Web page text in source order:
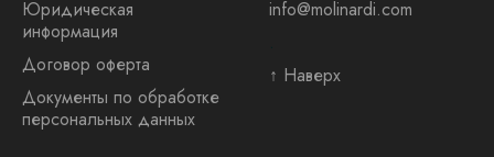
Юридическая
информация
Договор оферта
Документы по обработке
персональных данных
info@molinardi.com
.
↑ Наверх